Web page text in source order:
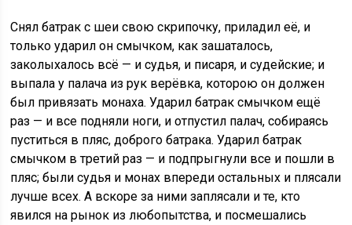
Снял батрак с шеи свою скрипочку, приладил её, и
только ударил он смычком, как зашаталось,
заколыхалось всё — и судья, и писаря, и судейские; и
выпала у палача из рук верёвка, которою он должен
был привязать монаха. Ударил батрак смычком ещё
раз — и все подняли ноги, и отпустил палач, собираясь
пуститься в пляс, доброго батрака. Ударил батрак
смычком в третий раз — и подпрыгнули все и пошли в
пляс; были судья и монах впереди остальных и плясали
лучше всех. А вскоре за ними заплясали и те, кто
явился на рынок из любопытства, и посмешались